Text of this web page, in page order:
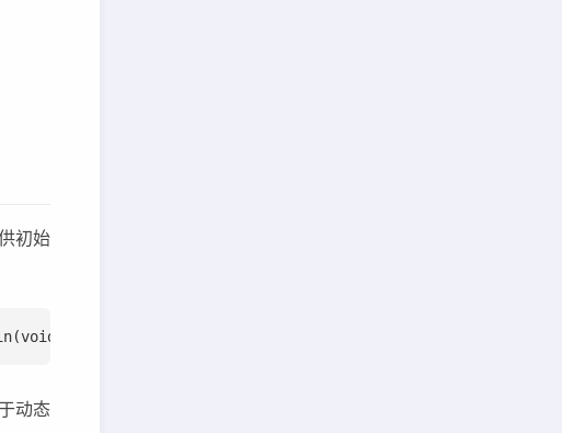
初始
{    // 初始化PWM，通道0，频率1kHz
动态